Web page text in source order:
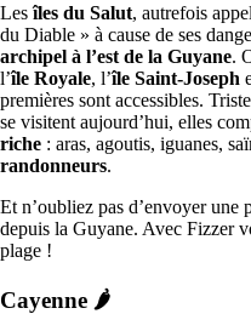
Lesîles du Salut, autrefois
du Diable » à cause de ses
archipel à l’est de la Guyane.
l’île Royale, l’île Saint-Joseph
premières sont accessibles.
se visitent aujourd’hui, elles
riche : aras, agoutis, iguanes,
randonneurs.
Et n’oubliez pas d’envoyer une
depuis la Guyane. Avec Fizzer
plage !
Cayenne 🌶